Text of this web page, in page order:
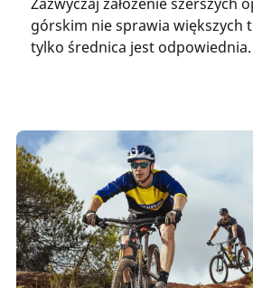
górskim nie sprawia większych
tylko średnica jest odpowiednia.